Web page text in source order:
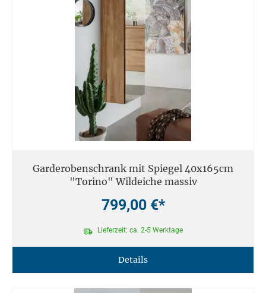
Garderobenschrank mit Spiegel 40x165cm
"Torino" Wildeiche massiv
799,00 €*
Lieferzeit: ca. 2-5 Werktage
Details